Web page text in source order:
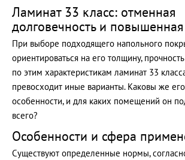
Ламинат 33 класс: отменная
долговечность и
При выборе подходящего напольного
ориентироваться на его толщину,
по этим характеристикам ламинат 33
превосходит иные варианты. Каковы же
особенности, и для каких помещений он
всего?
Особенности и сфера
Существуют определенные нормы,